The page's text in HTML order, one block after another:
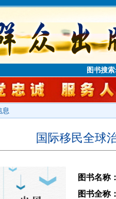
图书搜
息
国际移民全球
图书名称
图书全称